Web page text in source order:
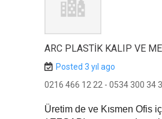
ARC PLASTİK KALIP VE
Posted 3 yıl ago
0216 466 12 22 - 0534 300 34
Üretim de ve Kısmen Ofis